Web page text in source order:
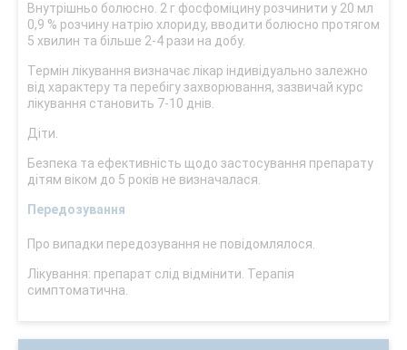
Внутрішньо болюсно. 2 г фосфоміцину розчинити у 20 мл
0,9 % розчину натрію хлориду, вводити болюсно протягом
5 хвилин та більше 2-4 рази на добу.
Термін лікування визначає лікар індивідуально залежно
від характеру та перебігу захворювання, зазвичай курс
лікування становить 7-10 днів.
Діти.
Безпека та ефективність щодо застосування препарату
дітям віком до 5 років не визначалася.
Передозування
Про випадки передозування не повідомлялося.
Лікування: препарат слід відмінити. Терапія
симптоматична.